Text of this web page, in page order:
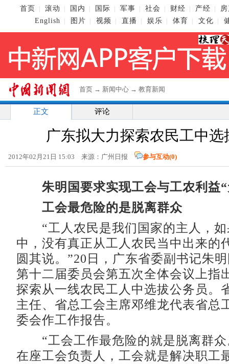
首页 滚动 国内 国际 军事 社会 财经 产经
English
图片 视频 直播 娱乐 体育 文化
首页 → 新闻中心 → 教育新闻
正文 评论
广东拟大力探索农民工中选
2012年02月21日 15:03 来源：广州日报 参与互动(0)
朱明国要求实现工会与工农利益
工会最危险的是脱离群众
“工人农民是我们国家的主人，如
中，没有真正从工人农民当中出来的
圆其说。”20日，广东省委副书记朱
第十二届委员会第五次全体会议上指
探索从一线农民工人中选拔公务员。
主任、省总工会主席邓维龙代表省总
委会作工作报告。
“工会工作最危险的就是脱离群众
在座工会负责人，工会就是解决职工